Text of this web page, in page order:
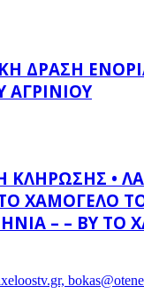
ΔΡΆΣΗ
ΑΓΡΙΝΊΟΥ
ΚΛΉΡΩΣΗΣ •
ΧΑΜΌΓΕΛΟ
– – BY ΤΟ